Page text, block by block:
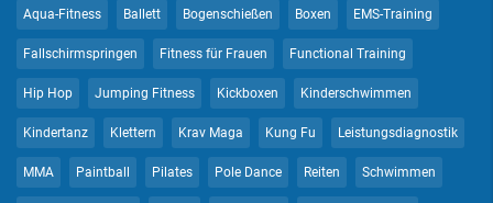
Aqua-Fitness Ballett Bogenschießen Boxen EMS-Training
Fallschirmspringen Fitness für Frauen Functional Training
Hip Hop Jumping Fitness Kickboxen Kinderschwimmen
Kindertanz Klettern Krav Maga Kung Fu Leistungsdiagnostik
MMA Paintball Pilates Pole Dance Reiten Schwimmen